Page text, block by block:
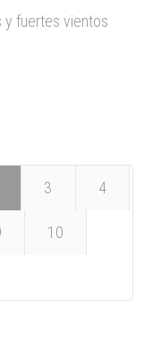
y fuertes vientos
3 4
10